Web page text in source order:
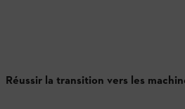
Réussir la transition vers les